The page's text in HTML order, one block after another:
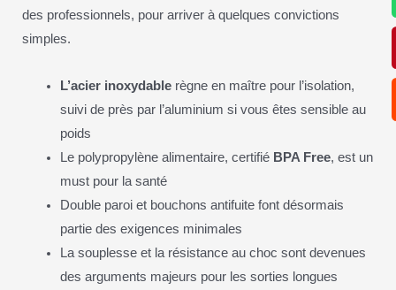
des professionnels, pour arriver à quelques convictions
simples.
L’acier inoxydable règne en maître pour l’isolation,
suivi de près par l’aluminium si vous êtes sensible au
poids
Le polypropylène alimentaire, certifié BPA Free, est un
must pour la santé
Double paroi et bouchons antifuite font désormais
partie des exigences minimales
La souplesse et la résistance au choc sont devenues
des arguments majeurs pour les sorties longues